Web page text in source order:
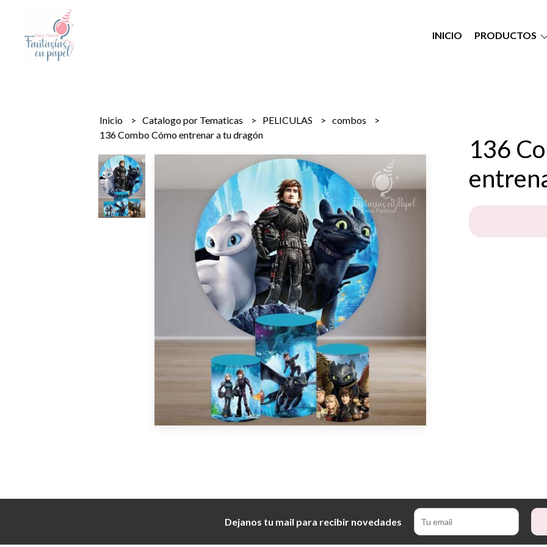
INICIO PRODUCTOS
Inicio Catalogo por Tematicas PELICULAS
combos
136 Combo Cómo entrenar a tu dragón
136
Dejanos tu mail para recibir novedades